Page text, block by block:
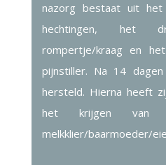
nazorg bestaat uit
hechtingen, het
rompertje/kraag en
pijnstiller. Na 14
hersteld. Hierna heeft
het krijgen
melkklier/baarmoeder/